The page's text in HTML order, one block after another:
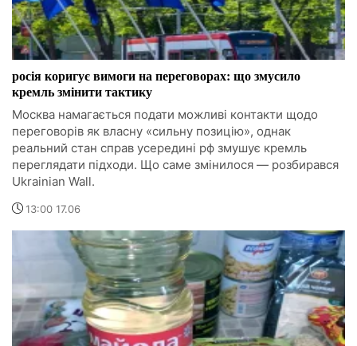
росія коригує вимоги на переговорах: що змусило
кремль змінити тактику
Москва намагається подати можливі контакти щодо
переговорів як власну «сильну позицію», однак
реальний стан справ усередині рф змушує кремль
переглядати підходи. Що саме змінилося — розбирався
Ukrainian Wall.
13:00 17.06